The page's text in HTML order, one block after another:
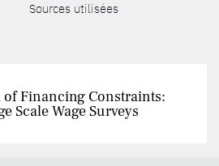
Sources utilisées
of Financing Constraints:
Scale Wage Surveys